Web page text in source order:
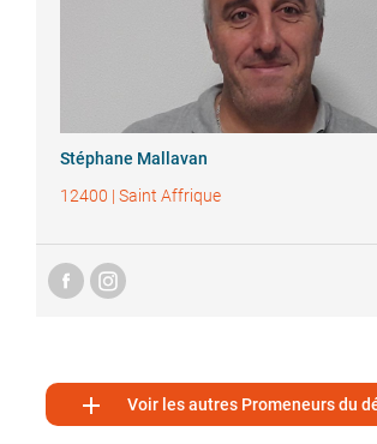
Stéphane Mallavan
12400 | Saint Affrique
 Voir les autres Promeneurs du